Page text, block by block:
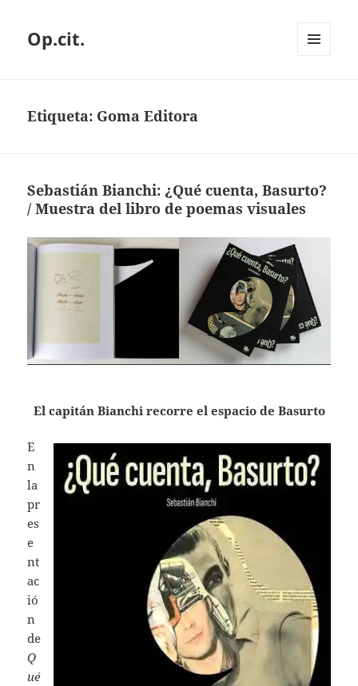
Op.cit.
Etiqueta: Goma Editora
Sebastián Bianchi: ¿Qué cuenta, Basurto?
/ Muestra del libro de poemas visuales
El capitán Bianchi recorre el espacio de Basurto
E
n
la
pr
es
e
nt
ac
ió
n
de
Q
ué